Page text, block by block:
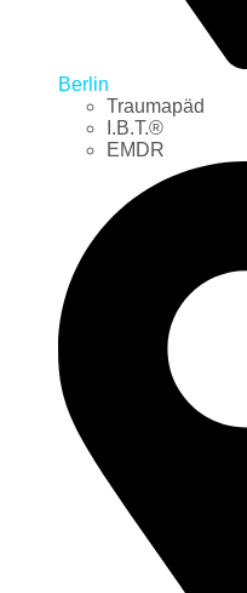
Berlin
Traumapäd
I.B.T.®
EMDR